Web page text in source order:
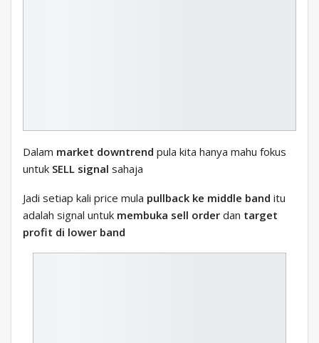
Dalam market downtrend pula kita hanya mahu fokus
untuk SELL signal sahaja
Jadi setiap kali price mula pullback ke middle band itu
adalah signal untuk membuka sell order dan target
profit di lower band